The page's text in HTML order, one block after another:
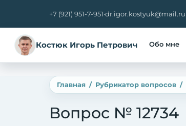
+7 (921) 951-7-951·dr.igor.kostyuk@mail.ru
Костюк Игорь Петрович Обо мне
Главная Рубрикатор вопросов
Вопрос № 12734